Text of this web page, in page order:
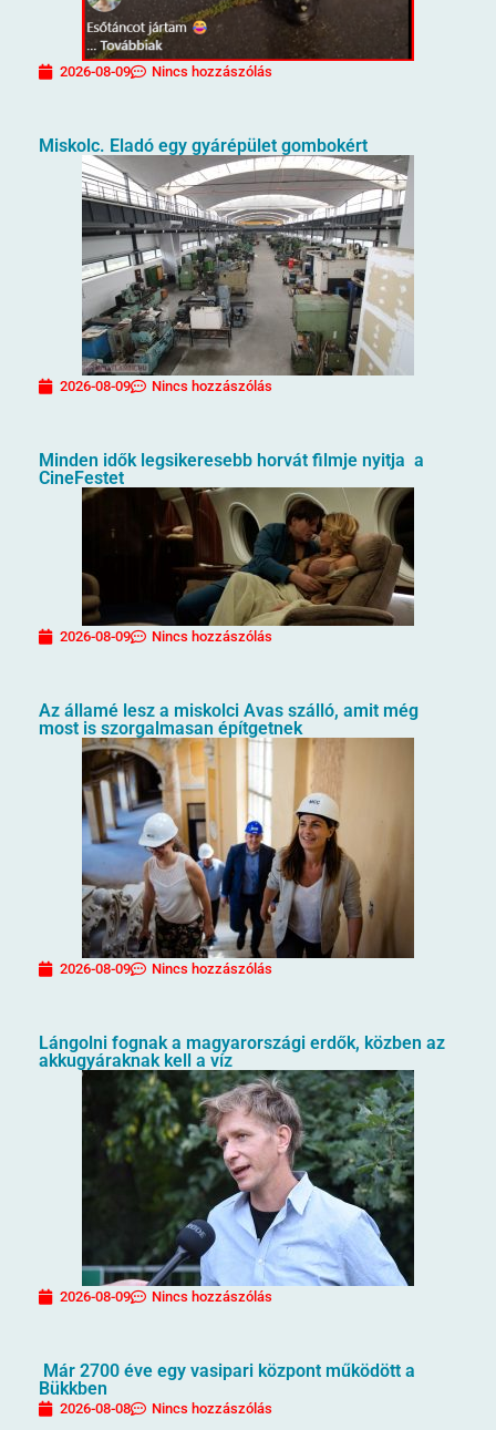
2026-08-09 Nincs hozzászólás
Miskolc. Eladó egy gyárépület gombokért
2026-08-09 Nincs hozzászólás
Minden idők legsikeresebb horvát filmje nyitja a
CineFestet
2026-08-09 Nincs hozzászólás
Az államé lesz a miskolci Avas szálló, amit még
most is szorgalmasan építgetnek
2026-08-09 Nincs hozzászólás
Lángolni fognak a magyarországi erdők, közben az
akkugyáraknak kell a víz
2026-08-09 Nincs hozzászólás
Már 2700 éve egy vasipari központ működött a
Bükkben
2026-08-08 Nincs hozzászólás